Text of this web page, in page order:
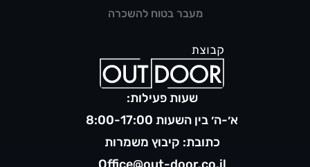
שעות פעילות:
א׳-ה׳ בין השעות 8:00-17:00
כתובת: קיבוץ משמרות
מעבר בטוח להשכרה